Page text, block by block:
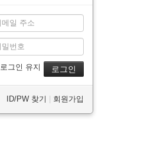
로그인 유지
ID/PW 찾기 회원가입